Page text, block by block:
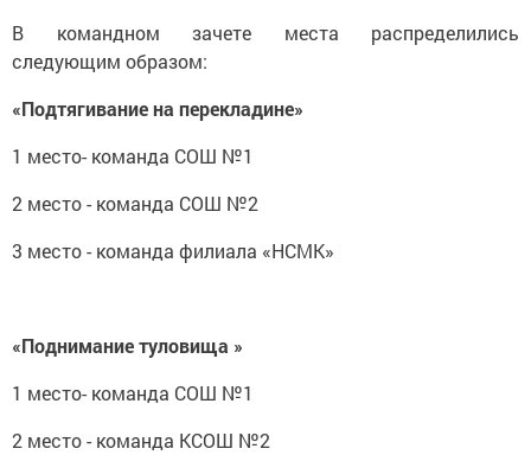
В командном зачете места распределились
следующим образом:
«Подтягивание на перекладине»
1 место- команда СОШ №1
2 место - команда СОШ №2
3 место - команда филиала «НСМК»
«Поднимание туловища »
1 место- команда СОШ №1
2 место - команда КСОШ №2